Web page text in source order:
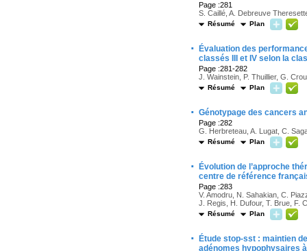
Page :281
S. Caillé, A. Debreuve
Résumé Plan
·
Évaluation des
classés III et IV selon la
Page :281-282
J. Wainstein, P. Thuillier, G.
Résumé Plan
· Génotypage des cancers
Page :282
G. Herbreteau, A. Lugat, C.
Résumé Plan
·
Évolution de l’approche
centre de référence
Page :283
V. Amodru, N. Sahakian, C.
J. Regis, H. Dufour, T. Brue, F.
Résumé Plan
·
Étude stop-sst : maintien
adénomes hypophysaires